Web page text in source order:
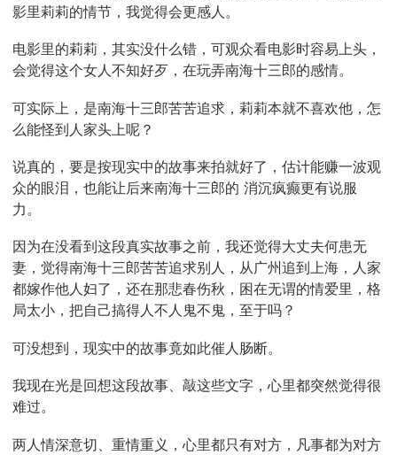
影里莉莉的情节，我觉得会更感人。
电影里的莉莉，其实没什么错，可观众看电影时容易上头，
会觉得这个女人不知好歹，在玩弄南海十三郎的感情。
可实际上，是南海十三郎苦苦追求，莉莉本就不喜欢他，怎
么能怪到人家头上呢？
说真的，要是按现实中的故事来拍就好了，估计能赚一波观
众的眼泪，也能让后来南海十三郎的 消沉疯癫更有说服
力。
因为在没看到这段真实故事之前，我还觉得大丈夫何患无
妻，觉得南海十三郎苦苦追求别人，从广州追到上海，人家
都嫁作他人妇了，还在那悲春伤秋，困在无谓的情爱里，格
局太小，把自己搞得人不人鬼不鬼，至于吗？
可没想到，现实中的故事竟如此催人肠断。
我现在光是回想这段故事、敲这些文字，心里都突然觉得很
难过。
两人情深意切、重情重义，心里都只有对方，凡事都为对方